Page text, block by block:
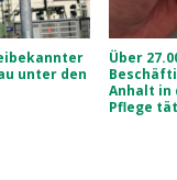
unter den
Über
Anhalt in
Pflege